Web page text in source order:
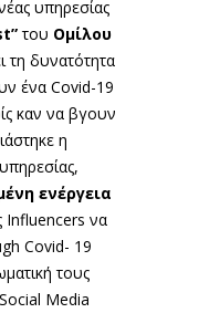
υπηρεσίας
του Ομίλου
τη δυνατότητα
ένα Covid-19
καν να βγουν
η
ενέργεια
Influencers να
Covid- 19
τους
Media